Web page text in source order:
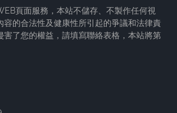
頁面服務，本站不儲存、不製作任何視
容的合法性及健康性所引起的爭議和法律責
害了您的權益，請填寫聯絡表格，本站將第